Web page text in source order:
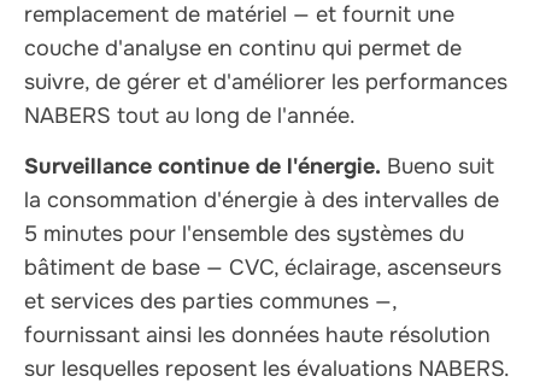
remplacement de matériel — et fournit une
couche d'analyse en continu qui permet de
suivre, de gérer et d'améliorer les performances
NABERS tout au long de l'année.
Surveillance continue de l'énergie. Bueno suit
la consommation d'énergie à des intervalles de
5 minutes pour l'ensemble des systèmes du
bâtiment de base — CVC, éclairage, ascenseurs
et services des parties communes —,
fournissant ainsi les données haute résolution
sur lesquelles reposent les évaluations NABERS.